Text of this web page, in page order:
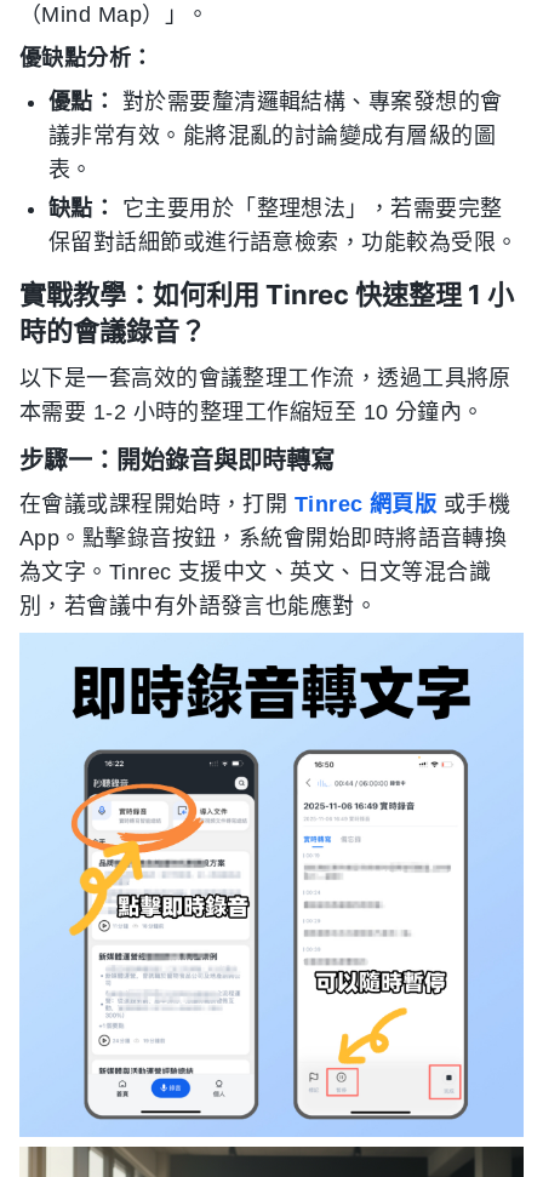
（Mind Map）」。
優缺點分析：
優點：
對於需要釐清邏輯結構、專案發想的會
議非常有效。能將混亂的討論變成有層級的圖
表。
缺點：
它主要用於「整理想法」，若需要完整
保留對話細節或進行語意檢索，功能較為受限。
實戰教學：如何利用 Tinrec 快速整理 1 小
時的會議錄音？
以下是一套高效的會議整理工作流，透過工具將原
本需要 1-2 小時的整理工作縮短至 10 分鐘內。
步驟一：開始錄音與即時轉寫
在會議或課程開始時，打開 Tinrec 網頁版 或手機
App。點擊錄音按鈕，系統會開始即時將語音轉換
為文字。Tinrec 支援中文、英文、日文等混合識
別，若會議中有外語發言也能應對。